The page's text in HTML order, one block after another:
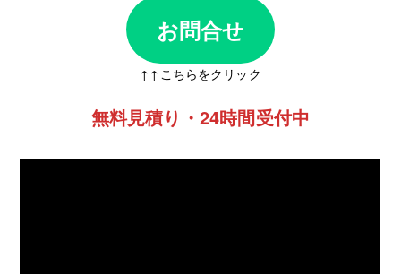
お問合せ
↑↑こちらをクリック
無料見積り・24時間受付中